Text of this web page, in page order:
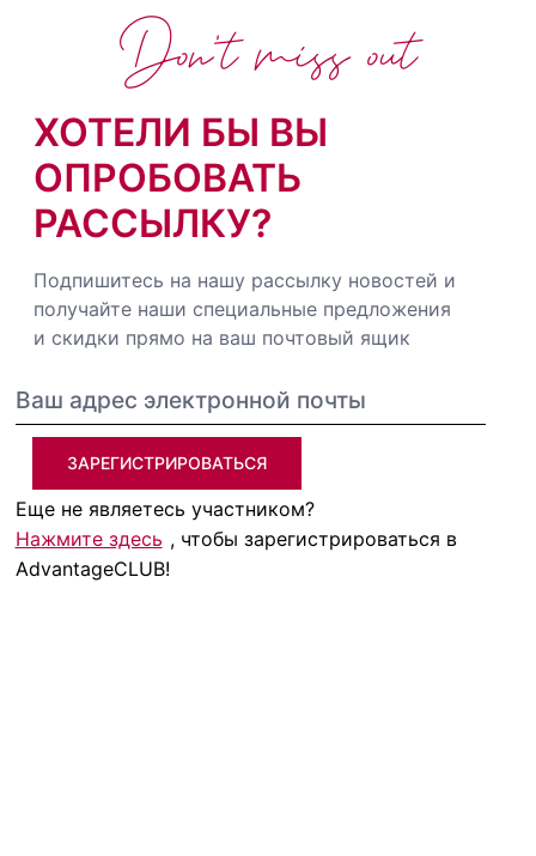
ХОТЕЛИ БЫ ВЫ
ОПРОБОВАТЬ
РАССЫЛКУ?
Подпишитесь на нашу рассылку новостей и
получайте наши специальные предложения
и скидки прямо на ваш почтовый ящик
ЗАРЕГИСТРИРОВАТЬСЯ
Еще не являетесь участником?
Нажмите здесь , чтобы зарегистрироваться в
AdvantageCLUB!
Don't miss out